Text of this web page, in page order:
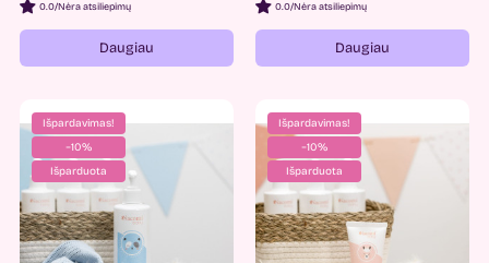
0.0/Nėra atsiliepimų
Daugiau
0.0/Nėra atsiliepimų
Daugiau
Išpardavimas!
−10%
Išparduota
Išpardavimas!
−10%
Išparduota